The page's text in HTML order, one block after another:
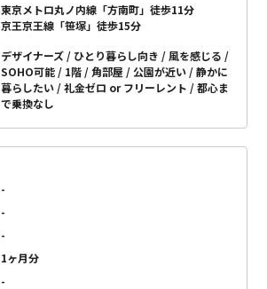
東京メトロ丸ノ内線「方南町」徒歩11分
京王京王線「笹塚」徒歩15分
デザイナーズ ひとり暮らし向き
風を感じる
SOHO可能
1階 角部屋 公園が近い
静かに
暮らしたい
礼金ゼロ or フリーレント
都心ま
で乗換なし
-
-
-
1ヶ月分
-